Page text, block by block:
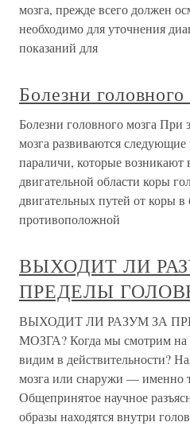
мозга, прежде всего должен
необходимо для уточнения
показаний для
Болезни головного
Болезни головного мозга При
мозга развиваются следующие
параличи, которые возникают
двигательной области коры
двигательных путей от коры в
противоположной
ВЫХОДИТ ЛИ
ПРЕДЕЛЫ
ВЫХОДИТ ЛИ РАЗУМ ЗА
МОЗГА? Когда мы смотрим на
видим в действительности?
мозга или снаружи — именно
Общепринятое научное
образы находятся внутри